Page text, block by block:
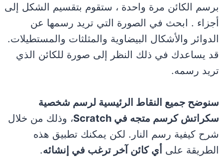
برسم الكائن مرة واحدة ، ستقوم بتقسيم الشكل إلى
أجزاء . ابحث في الصورة التي تريد رسمها عن
الدوائر والأشكال البيضاوية والمثلثات والمستطيلات.
قد يساعدك في ذلك النظر إلى صورة للكائن الذي
تريد رسمه.
سنوضح جميع النقاط الرئيسية لرسم شخصية
سكراتش كرسم متجه في Scratch
، وذلك من خلال
شرح كيفية رسم النار. لكن يمكنك تطبيق هذه
الطريقة على أي كائن آخر ترغب في إنشائه.